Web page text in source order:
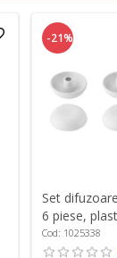
-21%
Set
6 piese,
Zwilling
Cod: 1025338